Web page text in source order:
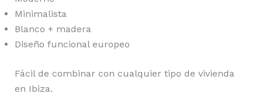
Minimalista
Blanco + madera
Diseño funcional europeo
Fácil de combinar con cualquier tipo de vivienda
en Ibiza.